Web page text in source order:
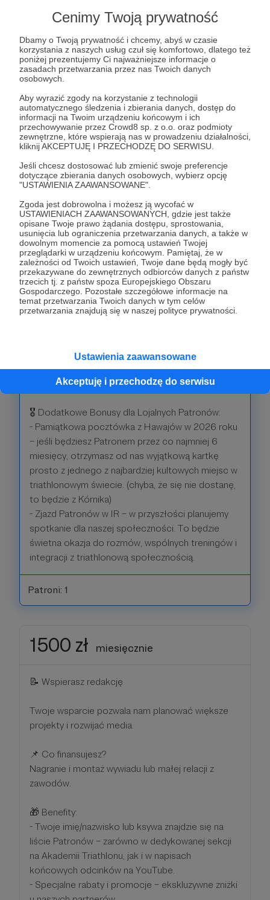
Cenimy Twoją prywatność
Dbamy o Twoją prywatność i chcemy, abyś w czasie
korzystania z naszych usług czuł się komfortowo, dlatego też
poniżej prezentujemy Ci najważniejsze informacje o
zasadach przetwarzania przez nas Twoich danych
osobowych.
Aby wyrazić zgody na korzystanie z technologii
automatycznego śledzenia i zbierania danych, dostęp do
informacji na Twoim urządzeniu końcowym i ich
przechowywanie przez Crowd8 sp. z o.o. oraz podmioty
zewnętrzne, które wspierają nas w prowadzeniu działalności,
kliknij AKCEPTUJĘ I PRZECHODZĘ DO SERWISU.
Jeśli chcesz dostosować lub zmienić swoje preferencje
dotyczące zbierania danych osobowych, wybierz opcję
"USTAWIENIA ZAAWANSOWANE".
Zgoda jest dobrowolna i możesz ją wycofać w
USTAWIENIACH ZAAWANSOWANYCH, gdzie jest także
opisane Twoje prawo żądania dostępu, sprostowania,
usunięcia lub ograniczenia przetwarzania danych, a także w
dowolnym momencie za pomocą ustawień Twojej
przeglądarki w urządzeniu końcowym. Pamiętaj, że w
zależności od Twoich ustawień, Twoje dane będą mogły być
przekazywane do zewnętrznych odbiorców danych z państw
trzecich tj. z państw spoza Europejskiego Obszaru
Gospodarczego. Pozostałe szczegółowe informacje na
temat przetwarzania Twoich danych w tym celów
przetwarzania znajdują się w naszej polityce prywatności.
Ustawienia zaawansowane
Akceptuję i przechodzę do serwisu
Patroni: 1
600 zł miesięcznie
🎬 Produkcja na pełnych obrotach
Realny wpływ na rozwój – Twoja pomoc to
konkretne treści dla społeczności.
📌 Co finansujesz?
TriKomentarza.
🎁 Benefity:
- Twoje imię/nazwisko lub ksywa znajdzie się na
liście Patronów – zarówno w dedykowanej sekcji
na Akademii Triathlonu, jak i w napisach
końcowych odcinków na YouTube.
- Specjalne rabaty i promocje – ekskluzywne zniżki
jeszcze więcej wiedzy o treningu, diecie i sprzęcie
triathlonowym.
- Więcej benefitów ogłosimy wkrótce!
🎖 Dodatkowe Bonusy dla Lojalnych Patronów:
- Pamiątkowa pocztówka z Hawajów w 2026 roku
– jeśli będziesz Patronem przez co najmniej 6
miesięcy, otrzymasz od nas wyjątkową kartkę
prosto z jednego z najbardziej kultowych miejsc w
triathlonowym świecie. (chyba, że się nie dostanę,
to będzie z Kórnika)
- Zjazd Patronów w IR – w przyszłości planujemy
spotkanie dla naszej społeczności. To będzie
świetna okazja do rozmów, wspólnych treningów i
integracji z triathlonową społecznością.
Patroni: 1
1500 zł miesięcznie
📝 Wspierasz redakcję
Twoje wsparcie pozwala nam planować większe
projekty i rozwijać media.
📌 Co finansujesz?
Nagranie i montaż wywiadu lub małej relacji z
zawodów.
🎁 Benefity:
- Twoje imię/nazwisko lub ksywa znajdzie się na
liście Patronów – zarówno w dedykowanej sekcji
na Akademii Triathlonu, jak i w napisach
końcowych odcinków na YouTube.
- Specjalne rabaty i promocje – ekskluzywne zniżki